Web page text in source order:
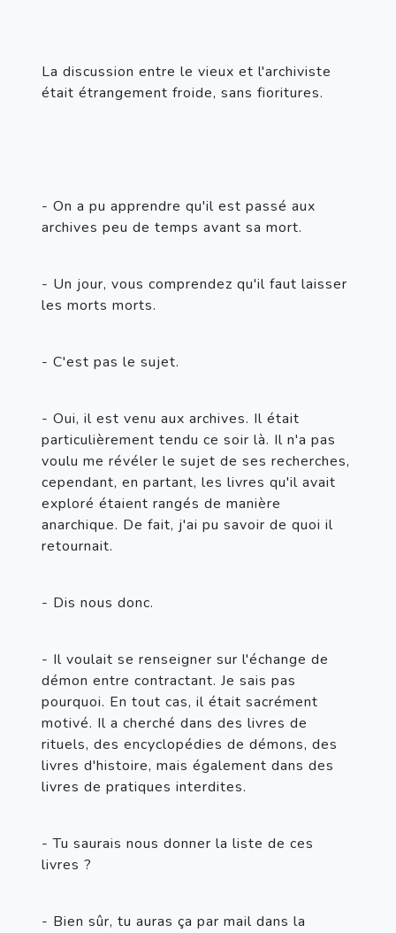
La discussion entre le vieux et l'archiviste
était étrangement froide, sans fioritures.
- On a pu apprendre qu'il est passé aux
archives peu de temps avant sa mort.
- Un jour, vous comprendez qu'il faut laisser
les morts morts.
- C'est pas le sujet.
- Oui, il est venu aux archives. Il était
particulièrement tendu ce soir là. Il n'a pas
voulu me révéler le sujet de ses recherches,
cependant, en partant, les livres qu'il avait
exploré étaient rangés de manière
anarchique. De fait, j'ai pu savoir de quoi il
retournait.
- Dis nous donc.
- Il voulait se renseigner sur l'échange de
démon entre contractant. Je sais pas
pourquoi. En tout cas, il était sacrément
motivé. Il a cherché dans des livres de
rituels, des encyclopédies de démons, des
livres d'histoire, mais également dans des
livres de pratiques interdites.
- Tu saurais nous donner la liste de ces
livres ?
- Bien sûr, tu auras ça par mail dans la